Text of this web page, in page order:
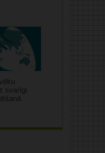
svarīgi